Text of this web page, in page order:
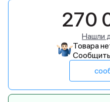
270
Нашли
Товара
Сообщить